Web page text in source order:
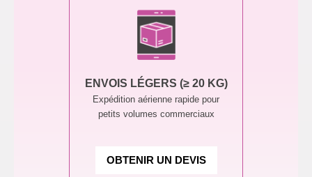
ENVOIS LÉGERS (≥ 20 KG)
Expédition aérienne rapide pour
petits volumes commerciaux
OBTENIR UN DEVIS